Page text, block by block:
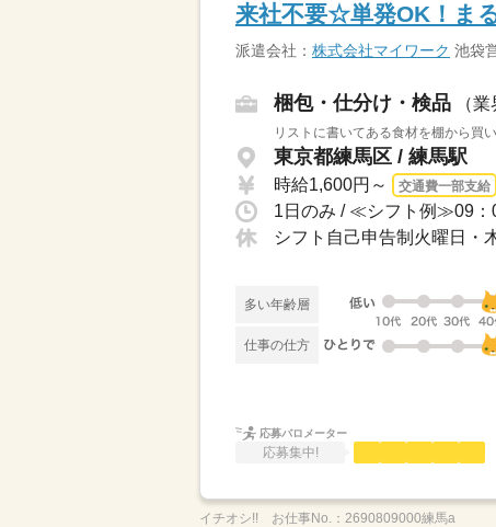
来社不要☆単発OK！ま
派遣会社： 株式会社マイワーク 池袋
梱包・仕分け・検品 （
リストに書いてある食材を棚から買
東京都練馬区 / 練馬駅
時給1,600円～ 交通費一部支給
シフト自己申告制火曜日・
多い年齢層
仕事の仕方
応募バロメーター
応募集中!
イチオシ!! お仕事No.： 2690809000練馬a